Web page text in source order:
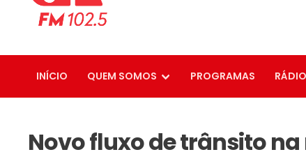
INÍCIO QUEM SOMOS PROGRAMAS RÁDIO
Novo fluxo de trânsito